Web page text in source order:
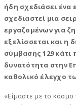
ήδη σχεδιάσει
σχεδιαστεί μια
εργαζομένων για
εξελίσσεται και η
σύμβασης 129 κάτι
δυνατότητα στην
καθολικό έλεγχο
«Είμαστε με το κόσμο